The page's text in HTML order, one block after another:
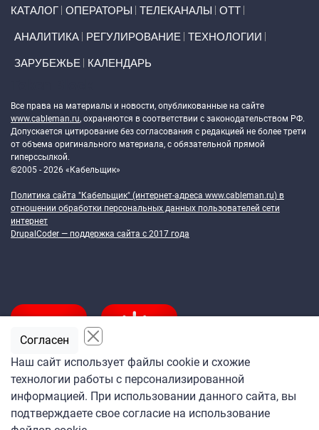
КАТАЛОГ ОПЕРАТОРЫ ТЕЛЕКАНАЛЫ ОТТ
АНАЛИТИКА РЕГУЛИРОВАНИЕ ТЕХНОЛОГИИ
ЗАРУБЕЖЬЕ КАЛЕНДАРЬ
Все права на материалы и новости, опубликованные на сайте
www.cableman.ru, охраняются в соответствии с законодательством РФ.
Допускается цитирование без согласования с редакцией не более трети
от объема оригинального материала, с обязательной прямой
гиперссылкой.
©2005 - 2026 «Кабельщик»
Политика сайта "Кабельщик" (интернет-адреса www.cableman.ru) в
отношении обработки персональных данных пользователей сети
интернет
DrupalCoder — поддержка сайта c 2017 года
Подпишитесь
на ежедневную рассылку
«Кабельщика»
Наш сайт использует файлы cookie и схожие
технологии работы с персонализированной
информацией. При использовании данного сайта, вы
подтверждаете свое согласие на использование
Согласен